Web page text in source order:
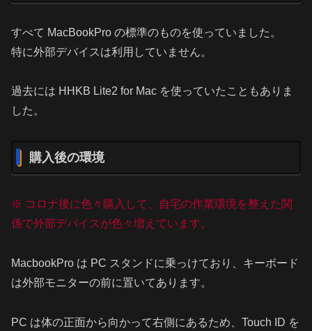
すべて MacBookPro の標準のものを使っていました。
特に外部デバイスは利用していません。
過去には HHKB Lite2 for Mac を使っていたこともありま
した。
購入後の環境
※ コロナ後に色々購入して、自宅の作業環境を整えた関
係で外部デバイスが色々増えています。
MacbookPro は PC スタンドに乗っけており、キーボード
は外部モニターの前に置いてあります。
PC は体の正面から向かって右側にあるため、Touch ID を